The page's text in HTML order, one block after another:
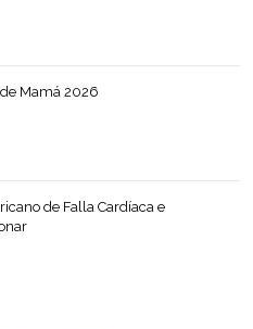
Mamá 2026
de Falla Cardíaca e